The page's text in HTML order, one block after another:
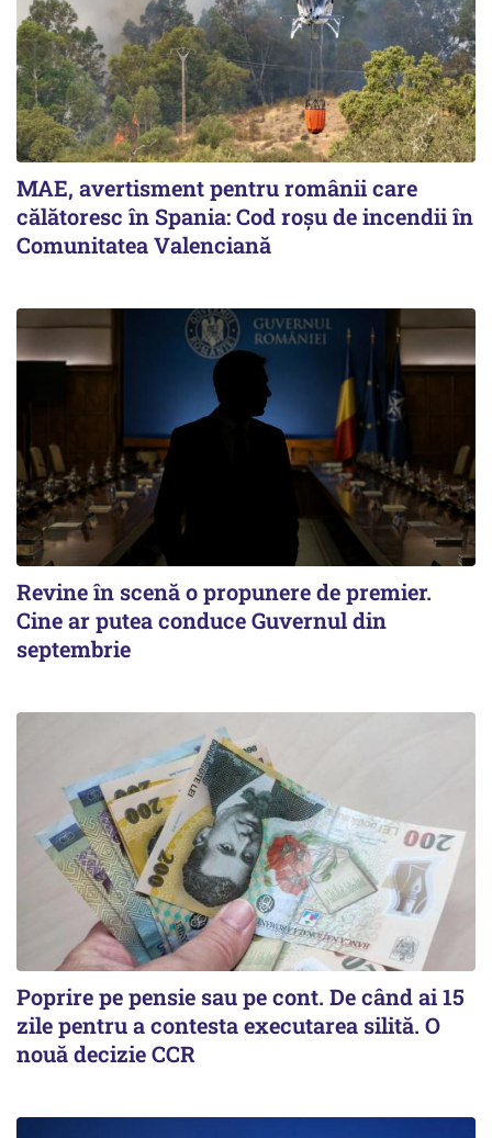
MAE, avertisment pentru românii care
călătoresc în Spania: Cod roșu de incendii în
Comunitatea Valenciană
Revine în scenă o propunere de premier.
Cine ar putea conduce Guvernul din
septembrie
Poprire pe pensie sau pe cont. De când ai 15
zile pentru a contesta executarea silită. O
nouă decizie CCR